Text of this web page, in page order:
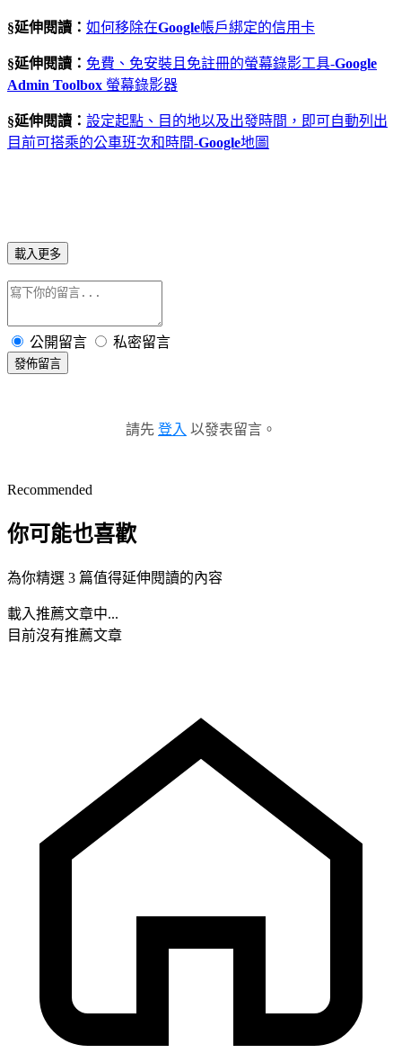
§延伸閱讀： 如何移除在Google帳戶綁定的信用卡
§延伸閱讀： 免費、免安裝且免註冊的螢幕錄影工具-Google
Admin Toolbox 螢幕錄影器
§延伸閱讀： 設定起點、目的地以及出發時間，即可自動列出
目前可搭乘的公車班次和時間-Google地圖
載入更多
公開留言 私密留言
發佈留言
請先 登入 以發表留言。
Recommended
你可能也喜歡
為你精選 3 篇值得延伸閱讀的內容
載入推薦文章中...
目前沒有推薦文章